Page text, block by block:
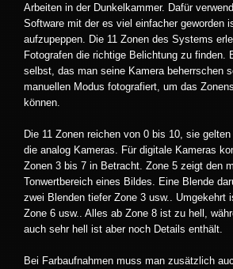
Arbeiten in der Dunkelkammer. Dafür
Software mit der es viel einfacher geworden
aufzupeppen. Die 11 Zonen des Systems
Fotografen die richtige Belichtung zu finden.
selbst, das man seine Kamera beherrschen
manuellen Modus fotografiert, um das
können.
Die 11 Zonen reichen von 0 bis 10, sie
die analog Kameras. Für digitale Kameras
Zonen 3 bis 7 in Betracht. Zone 5 zeigt den
Tonwertbereich eines Bildes. Eine Blende
zwei Blenden tiefer Zone 3 usw.. Umgekehrt
Zone 6 usw.. Alles ab Zone 8 ist zu hell,
auch sehr hell ist aber noch Details enthält.
Bei Farbaufnahmen muss man zusätzlich